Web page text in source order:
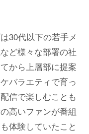
30代以下の若手メ
ど様々な部署の社
から上層部に提案
バラエティで育っ
信で楽しむことも
高いファンが番組
体験していたこと